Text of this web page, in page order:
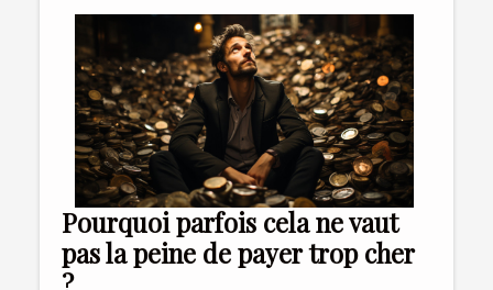
Pourquoi parfois cela ne vaut
pas la peine de payer trop cher